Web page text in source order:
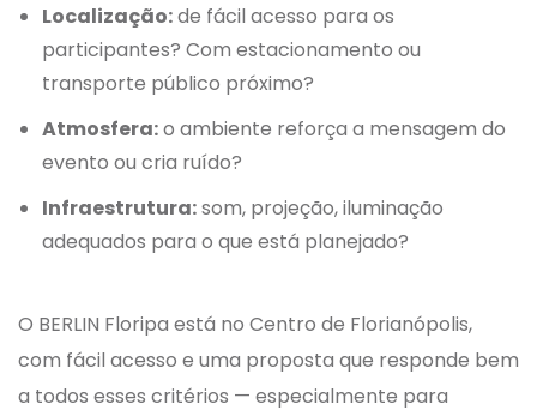
Localização:de fácil acesso para os
participantes? Com estacionamento ou
transporte público próximo?
Atmosfera:o ambiente reforça a mensagem do
evento ou cria ruído?
Infraestrutura:som, projeção, iluminação
adequados para o que está planejado?
O BERLIN Floripa está no Centro de Florianópolis,
com fácil acesso e uma proposta que responde bem
a todos esses critérios — especialmente para